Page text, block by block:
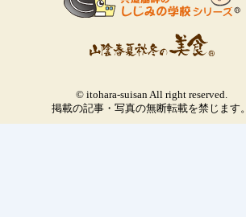
© itohara-suisan All right reserved.
掲載の記事・写真の無断転載を禁じます。